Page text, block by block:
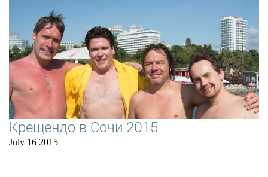
Крещендо в Сочи 2015
July 16 2015